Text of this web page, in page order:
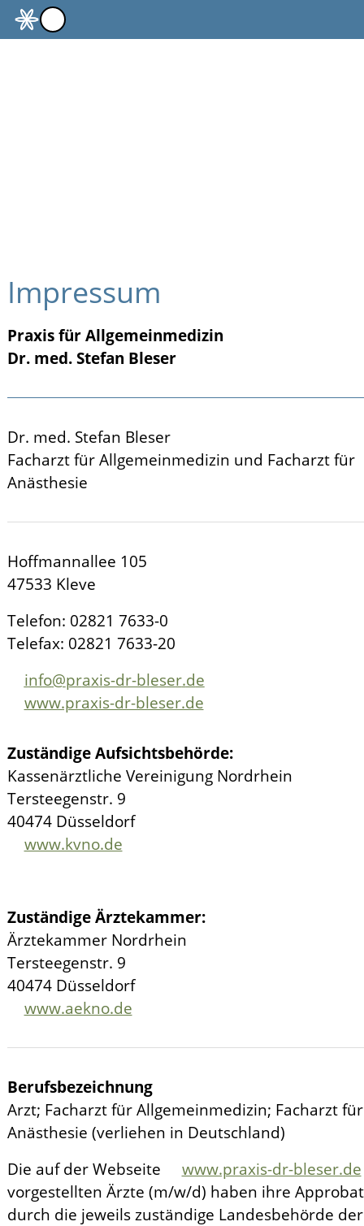
Impressum
Praxis für Allgemeinmedizin
Dr. med. Stefan Bleser
Dr. med. Stefan Bleser
Facharzt für Allgemeinmedizin und Facharzt für
Anästhesie
Hoffmannallee 105
47533 Kleve
Telefon: 02821 7633-0
Telefax: 02821 7633-20
nf
pr x s-dr-bl s r d
www.praxis-dr-bleser.de
Zuständige Aufsichtsbehörde:
Kassenärztliche Vereinigung Nordrhein
Tersteegenstr. 9
40474 Düsseldorf
www.kvno.de
Zuständige Ärztekammer:
Ärztekammer Nordrhein
Tersteegenstr. 9
40474 Düsseldorf
www.aekno.de
Berufsbezeichnung
Arzt; Facharzt für Allgemeinmedizin; Facharzt für
Anästhesie (verliehen in Deutschland)
Die auf der Webseite
www.praxis-dr-bleser.de
vorgestellten Ärzte (m/w/d) haben ihre
durch die jeweils zuständige Landesbehörde der